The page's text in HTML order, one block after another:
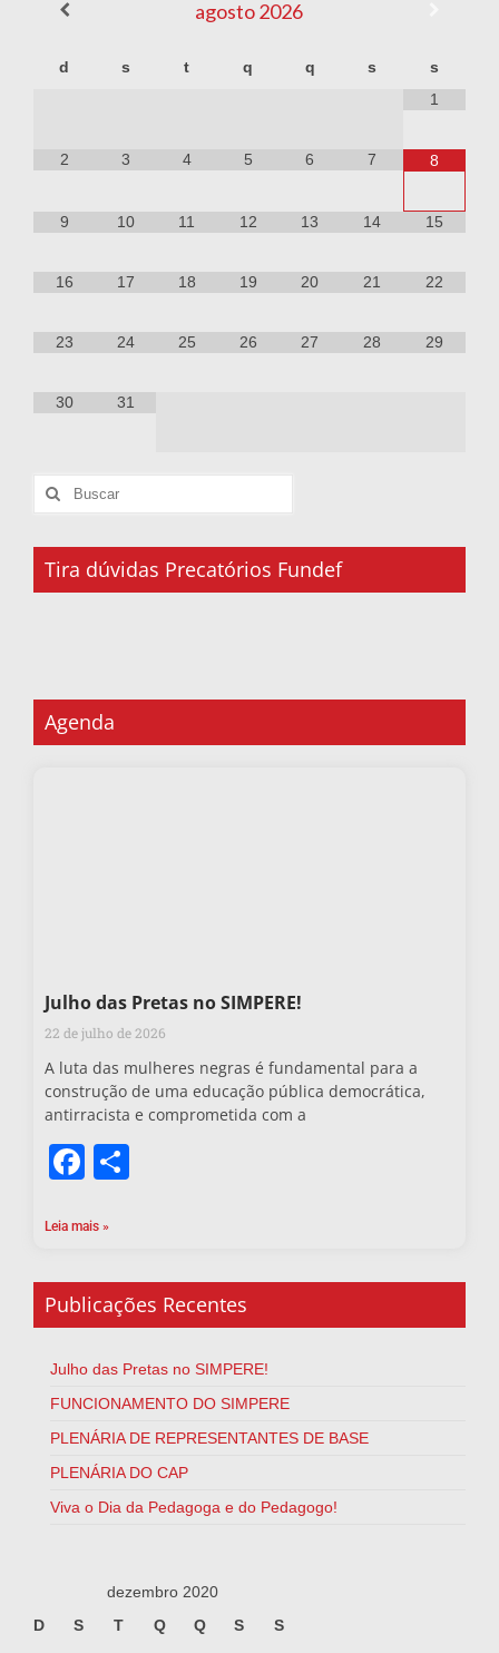
agosto2026
d s t q q s
s
1
2 3 4 5 6 7 8
9 10 11 12 13 14 15
16 17 18 19 20 21 22
23 24 25 26 27 28 29
30 31
Tira dúvidas Precatórios Fundef
Agenda
Julho das Pretas no SIMPERE!
22 de julho de 2026
A luta das mulheres negras é fundamental para a
construção de uma educação pública democrática,
antirracista e comprometida com a
Facebook
Leia mais »
Publicações Recentes
Julho das Pretas no SIMPERE!
FUNCIONAMENTO DO SIMPERE
PLENÁRIA DE REPRESENTANTES DE BASE
PLENÁRIA DO CAP
Viva o Dia da Pedagoga e do Pedagogo!
dezembro 2020
D
S T Q Q S S